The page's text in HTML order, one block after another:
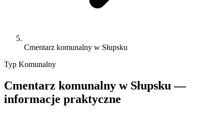
Cmentarz komunalny w Słupsku
Typ Komunalny
Cmentarz komunalny w Słupsku —
informacje praktyczne